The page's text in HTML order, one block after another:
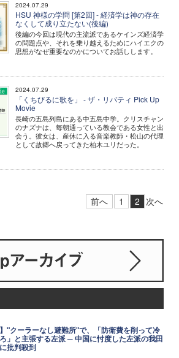
2024.07.29
HSU 神様の学問 [第2回] - 経済学は神の存在
なくして成り立たない(後編)
後編の今回は現代の主流派であるケインズ経済学
の問題点や、それを乗り越えるためにハイエクの
思想がなぜ重要なのかについてお話しします。
2024.07.29
「くちびるに歌を」 - ザ・リバティ Pick Up
Movie
長崎の五島列島にある中五島中学。クリスチャン
のナズナは、毎朝通っている教会である女性と出
会う。彼女は、産休に入る音楽教師・松山の代理
として故郷へ戻ってきた柏木ユリだった。
前へ 1 2 次へ
】"クーラーなし避難所"で、「防衛費を削って冷
」と主張する左派 ─ 中国に忖度した左派の我田
批判殺到